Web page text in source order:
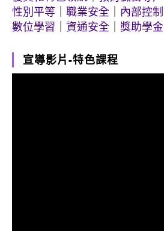
性別平等
職業安全
內部控制
數位學習
資通安全 獎助學金
宣導影片-特色課程